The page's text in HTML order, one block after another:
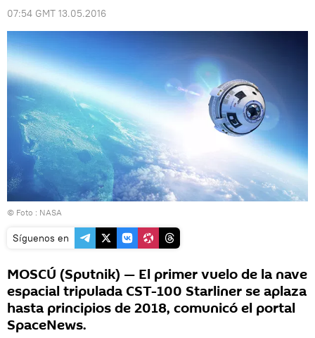
07:54 GMT 13.05.2016
© Foto : NASA
Síguenos en
MOSCÚ (Sputnik) — El primer vuelo de la nave
espacial tripulada CST-100 Starliner se aplaza
hasta principios de 2018, comunicó el portal
SpaceNews.